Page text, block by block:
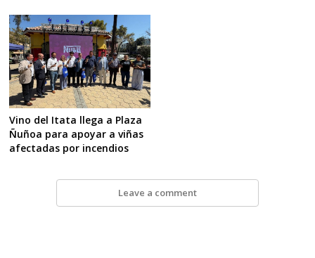
Vino del Itata llega a Plaza
Ñuñoa para apoyar a viñas
afectadas por incendios
Leave a comment